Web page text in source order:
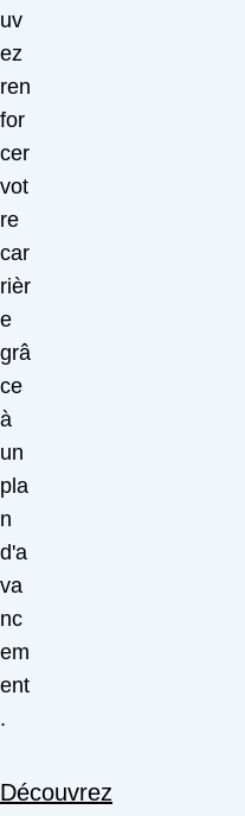
uv
ez
ren
for
cer
vot
re
car
rièr
e
grâ
ce
à
un
pla
n
d'a
va
nc
em
ent
.
Découvrez